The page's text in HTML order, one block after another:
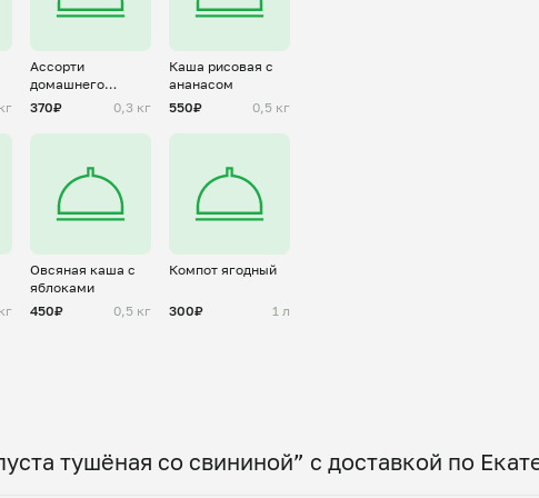
Ассорти
домашнего
бананового
370₽ 0,3 кг
Каша рисовая с
ананасом
550₽
0,5 кг
Овсяная каша с
яблоками
450₽
0,5 кг
Компот ягодный
300₽ 1 л
тушёная со свининой” с доставкой по